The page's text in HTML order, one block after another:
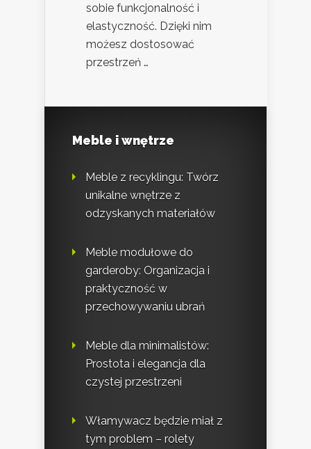
sobie funkcjonalność i
elastyczność. Dzięki nim
możesz dostosować
przestrzeń …
Meble i wnętrze
Meble z recyklingu: Twórz
unikalne wnętrze z
odzyskanych materiałów
Meble modułowe do
garderoby: Organizacja i
praktyczność w
przechowywaniu ubrań
Meble dla minimalistów:
Prostota i elegancja dla
czystej przestrzeni
Włamywacz będzie miał z
tym problem – rolety